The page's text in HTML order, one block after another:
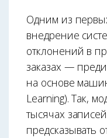
Одним из
внедрение
отклонений в
заказах —
на основе
Learning). Так,
тысячах
предсказывать